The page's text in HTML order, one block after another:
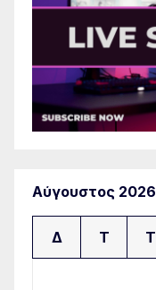
Αύγουστος 2026
Δ Τ Τ